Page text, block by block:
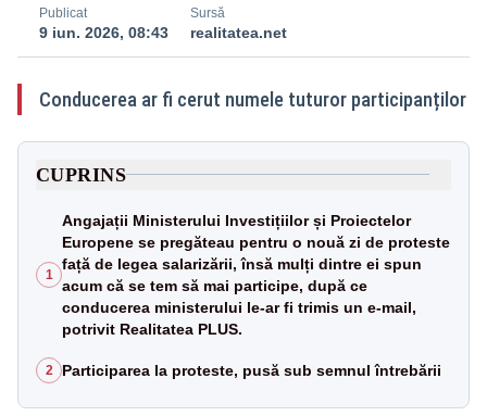
Publicat
9 iun. 2026, 08:43
Sursă
realitatea.net
Conducerea ar fi cerut numele tuturor participanților
CUPRINS
1
Angajații Ministerului Investițiilor și Proiectelor
Europene se pregăteau pentru o nouă zi de proteste
față de legea salarizării, însă mulți dintre ei spun
acum că se tem să mai participe, după ce
conducerea ministerului le-ar fi trimis un e-mail,
potrivit Realitatea PLUS.
2 Participarea la proteste, pusă sub semnul întrebării